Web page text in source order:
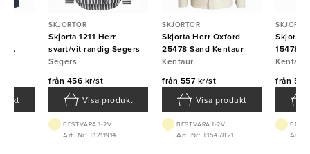
SKJORTOR
Skjorta 1211 Herr
svart/vit randig Segers
Segers
från 456 kr/st
Visa produkt
BEST.VARA 1-2V
Art. Nr: T1211914
SKJORTOR
Skjorta Herr Oxford
25478 Sand Kentaur
Kentaur
från 557 kr/st
Visa produkt
BEST.VARA 1-2V
Art. Nr: T1547821
Skjorta
15478
Kentaur
Kentaur
från
Art.